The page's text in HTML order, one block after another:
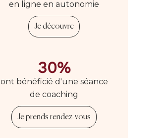
en ligne en autonomie
Je découvre
30%
ont bénéficié d'une séance
de coaching
Je prends rendez-vous